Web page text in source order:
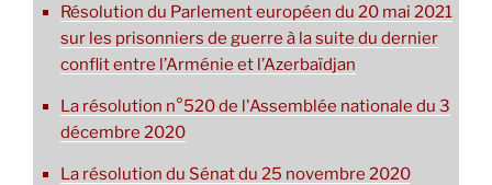
Résolution du Parlement européen du 20 mai 2021
sur les prisonniers de guerre à la suite du dernier
conflit entre l’Arménie et l’Azerbaïdjan
La résolution n°520 de l'Assemblée nationale du 3
décembre 2020
La résolution du Sénat du 25 novembre 2020